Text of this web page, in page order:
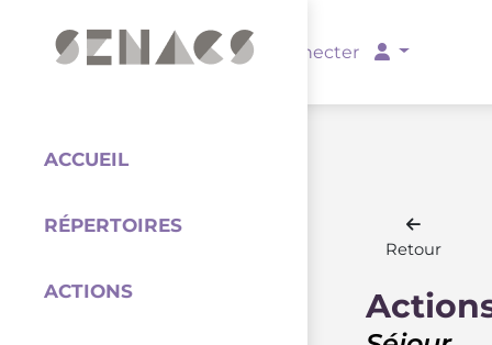
Se connecter
ACCUEIL
RÉPERTOIRES
ACTIONS
Retour